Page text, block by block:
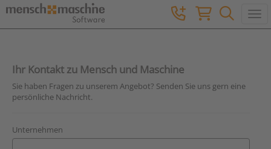
Ihr Kontakt zu Mensch und Maschine
Sie haben Fragen zu unserem Angebot? Senden Sie uns gern eine
persönliche Nachricht.
Unternehmen